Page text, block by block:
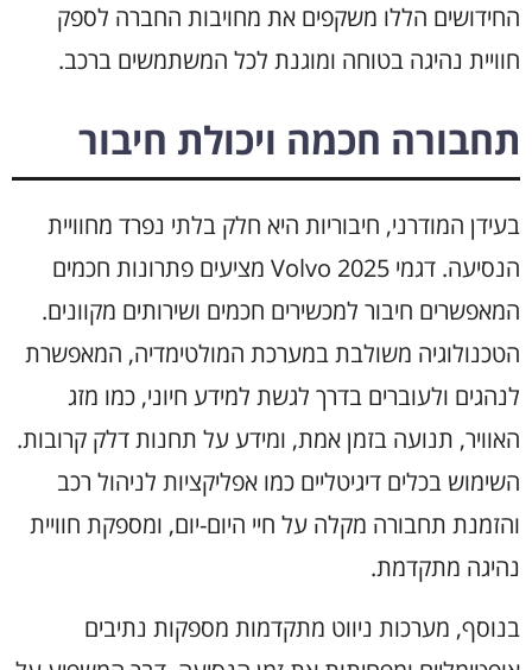
החידושים הללו משקפים את מחויבות החברה לספק
חוויית נהיגה בטוחה ומוגנת לכל המשתמשים ברכב.
תחבורה חכמה ויכולת חיבור
בעידן המודרני, חיבוריות היא חלק בלתי נפרד מחוויית
הנסיעה. דגמי Volvo 2025 מציעים פתרונות חכמים
המאפשרים חיבור למכשירים חכמים ושירותים מקוונים.
הטכנולוגיה משולבת במערכת המולטימדיה, המאפשרת
לנהגים ולעוברים בדרך לגשת למידע חיוני, כמו מזג
האוויר, תנועה בזמן אמת, ומידע על תחנות דלק קרובות.
השימוש בכלים דיגיטליים כמו אפליקציות לניהול רכב
והזמנת תחבורה מקלה על חיי היום-יום, ומספקת חוויית
נהיגה מתקדמת.
בנוסף, מערכות ניווט מתקדמות מספקות נתיבים